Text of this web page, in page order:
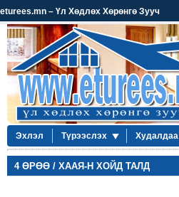
eturees.mn – Үл Хөдлөх Хөрөнгө Зууч
Эхлэл Түрээслэх Худалдаа
4 ӨРӨӨ / ХААЯ-Н ХОЙД ТАЛД